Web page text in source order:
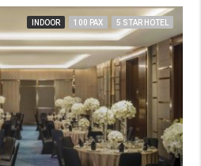
INDOOR 100 PAX 5 STAR HOTEL